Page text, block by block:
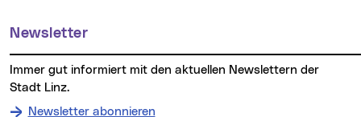
Newsletter
Stadt Linz.
Newsletter abonnieren